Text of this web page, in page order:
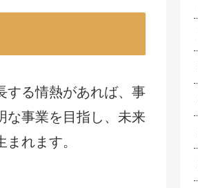
する情熱があれば、事
な事業を目指し、未来
れます。